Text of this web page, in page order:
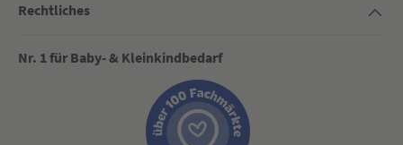
Rechtliches
Nr. 1 für Baby- & Kleinkindbedarf